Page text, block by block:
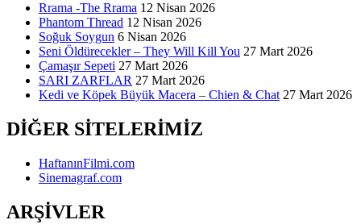
Rrama -The Rrama 12 Nisan 2026
Phantom Thread 12 Nisan 2026
Soğuk Soygun 6 Nisan 2026
Seni Öldürecekler – They Will Kill You 27 Mart 2026
Çamaşır Sepeti 27 Mart 2026
SARI ZARFLAR 27 Mart 2026
Kedi ve Köpek Büyük Macera – Chien & Chat 27 Mart 2026
DIĞER SITELERIMIZ
HaftanınFilmi.com
Sinemagraf.com
ARŞIVLER